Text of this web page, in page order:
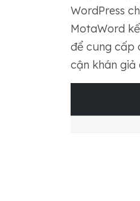
WordPress
MotaWord
để cung cấp
cận khán giả